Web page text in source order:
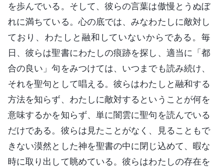
を歩んでいる。そして、彼らの言葉は傲慢とうぬぼ
れに満ちている。心の底では、みなわたしに敵対し
ており、わたしと融和していないからである。毎
日、彼らは聖書にわたしの痕跡を探し、適当に「都
合の良い」句をみつけては、いつまでも読み続け、
それを聖句として唱える。彼らはわたしと融和する
方法を知らず、わたしに敵対するということが何を
意味するかを知らず、単に闇雲に聖句を読んでいる
だけである。彼らは見たことがなく、見ることもで
きない漠然とした神を聖書の中に閉じ込めて、暇な
時に取り出して眺めている。彼らはわたしの存在を